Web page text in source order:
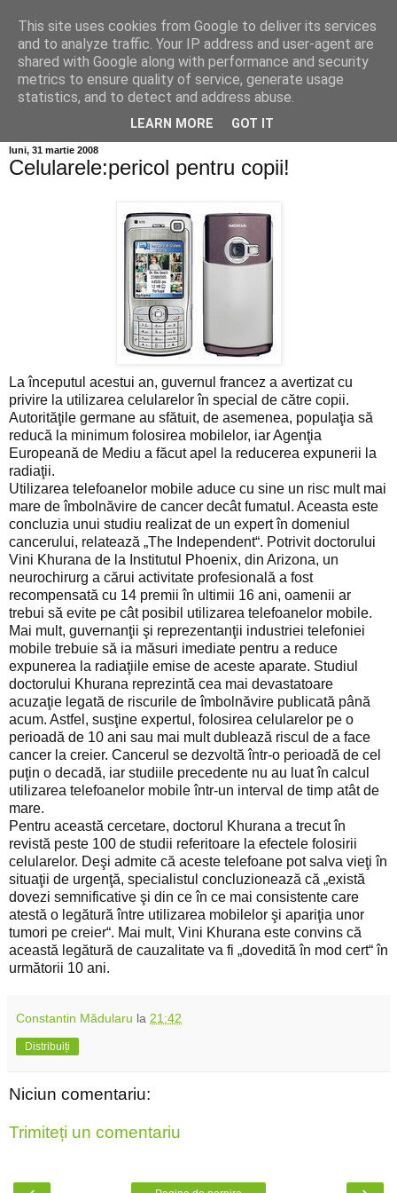
Info MILEANCA
BINE AȚI VENIT! *Jurnal online de informație și opinie;
Vineri 07 August, 2026
luni, 31 martie 2008
Celularele:pericol pentru copii!
La începutul acestui an, guvernul francez a avertizat cu
privire la utilizarea celularelor în special de către copii.
Autorităţile germane au sfătuit, de asemenea, populaţia să
reducă la minimum folosirea mobilelor, iar Agenţia
Europeană de Mediu a făcut apel la reducerea expunerii la
radiaţii.
Utilizarea telefoanelor mobile aduce cu sine un risc mult mai
mare de îmbolnăvire de cancer decât fumatul. Aceasta este
concluzia unui studiu realizat de un expert în domeniul
cancerului, relatează „The Independent“. Potrivit doctorului
Vini Khurana de la Institutul Phoenix, din Arizona, un
neurochirurg a cărui activitate profesională a fost
recompensată cu 14 premii în ultimii 16 ani, oamenii ar
trebui să evite pe cât posibil utilizarea telefoanelor mobile.
Mai mult, guvernanţii şi reprezentanţii industriei telefoniei
mobile trebuie să ia măsuri imediate pentru a reduce
expunerea la radiaţiile emise de aceste aparate. Studiul
doctorului Khurana reprezintă cea mai devastatoare
acuzaţie legată de riscurile de îmbolnăvire publicată până
acum. Astfel, susţine expertul, folosirea celularelor pe o
perioadă de 10 ani sau mai mult dublează riscul de a face
cancer la creier. Cancerul se dezvoltă într-o perioadă de cel
puţin o decadă, iar studiile precedente nu au luat în calcul
utilizarea telefoanelor mobile într-un interval de timp atât de
mare.
Pentru această cercetare, doctorul Khurana a trecut în
revistă peste 100 de studii referitoare la efectele folosirii
celularelor. Deşi admite că aceste telefoane pot salva vieţi în
situaţii de urgenţă, specialistul concluzionează că „există
dovezi semnificative şi din ce în ce mai consistente care
atestă o legătură între utilizarea mobilelor şi apariţia unor
tumori pe creier“. Mai mult, Vini Khurana este convins că
această legătură de cauzalitate va fi „dovedită în mod cert“ în
următorii 10 ani.
Constantin Mădularu la 21:42
Distribuiți
Niciun comentariu:
Trimiteți un comentariu
This site uses cookies from Google to deliver its services
and to analyze traffic. Your IP address and user-agent are
shared with Google along with performance and security
metrics to ensure quality of service, generate usage
statistics, and to detect and address abuse.
LEARN MORE GOT IT